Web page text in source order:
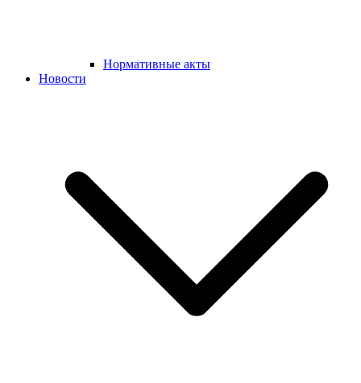
Нормативные акты
Новости